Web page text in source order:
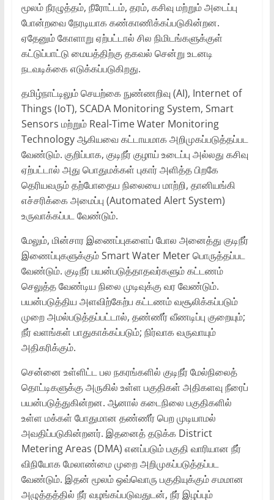
மூலம் நீரழுத்தம், நீரோட்டம், தரம், கசிவு மற்றும் அடைப்பு
போன்றவை நேரடியாக கண்காணிக்கப்படுகின்றன.
ஏதேனும் கோளாறு ஏற்பட்டால் சில நிமிடங்களுக்குள்
கட்டுப்பாட்டு மையத்திற்கு தகவல் சென்று உடனடி
நடவடிக்கை எடுக்கப்படுகிறது.
தமிழ்நாட்டிலும் செயற்கை நுண்ணறிவு (AI), Internet of
Things (IoT), SCADA Monitoring System, Smart
Sensors மற்றும் Real-Time Water Monitoring
Technology ஆகியவை கட்டாயமாக அறிமுகப்படுத்தப்பட
வேண்டும். குறிப்பாக, குடிநீர் குழாய் உடைப்பு அல்லது கசிவு
ஏற்பட்டால் அது பொதுமக்கள் புகார் அளித்த பிறகே
தெரியவரும் தற்போதைய நிலையை மாற்றி, தானியங்கி
எச்சரிக்கை அமைப்பு (Automated Alert System)
உருவாக்கப்பட வேண்டும்.
மேலும், மின்சார இணைப்புகளைப் போல அனைத்து குடிநீர்
இணைப்புகளுக்கும் Smart Water Meter பொருத்தப்பட
வேண்டும். குடிநீர் பயன்படுத்தாதவர்களும் கட்டணம்
செலுத்த வேண்டிய நிலை முடிவுக்கு வர வேண்டும்.
பயன்படுத்திய அளவிற்கேற்ப கட்டணம் வசூலிக்கப்படும்
முறை அமல்படுத்தப்பட்டால், தண்ணீர் வீணடிப்பு குறையும்;
நீர் வளங்கள் பாதுகாக்கப்படும்; நிர்வாக வருவாயும்
அதிகரிக்கும்.
சென்னை உள்ளிட்ட பல நகரங்களில் குடிநீர் மேல்நிலைத்
தொட்டிகளுக்கு அருகில் உள்ள பகுதிகள் அதிகளவு நீரைப்
பயன்படுத்துகின்றன. ஆனால் கடைநிலை பகுதிகளில்
உள்ள மக்கள் போதுமான தண்ணீர் பெற முடியாமல்
அவதிப்படுகின்றனர். இதனைத் தடுக்க District
Metering Areas (DMA) எனப்படும் பகுதி வாரியான நீர்
விநியோக மேலாண்மை முறை அறிமுகப்படுத்தப்பட
வேண்டும். இதன் மூலம் ஒவ்வொரு பகுதியுக்கும் சமமான
அழுத்தத்தில் நீர் வழங்கப்படுவதுடன், நீர் இழப்பும்